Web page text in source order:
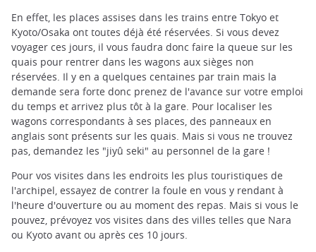
En effet, les places assises dans les trains entre Tokyo et
Kyoto/Osaka ont toutes déjà été réservées. Si vous devez
voyager ces jours, il vous faudra donc faire la queue sur les
quais pour rentrer dans les wagons aux sièges non
réservées. Il y en a quelques centaines par train mais la
demande sera forte donc prenez de l'avance sur votre emploi
du temps et arrivez plus tôt à la gare. Pour localiser les
wagons correspondants à ses places, des panneaux en
anglais sont présents sur les quais. Mais si vous ne trouvez
pas, demandez les "jiyû seki" au personnel de la gare !
Pour vos visites dans les endroits les plus touristiques de
l'archipel, essayez de contrer la foule en vous y rendant à
l'heure d'ouverture ou au moment des repas. Mais si vous le
pouvez, prévoyez vos visites dans des villes telles que Nara
ou Kyoto avant ou après ces 10 jours.